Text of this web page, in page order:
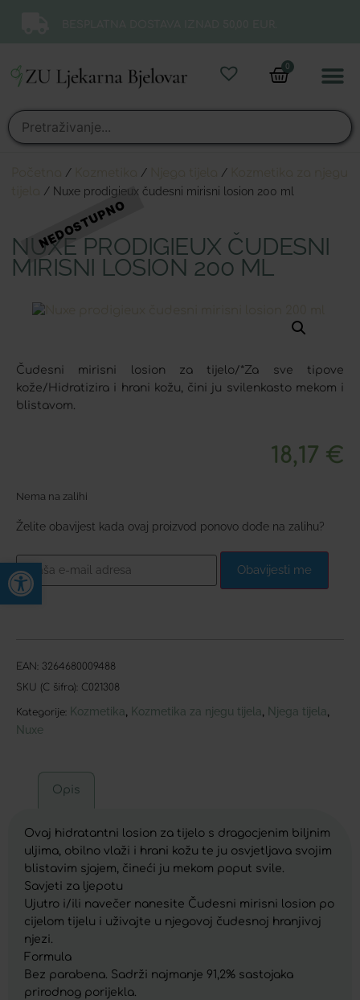
Open toolbar
0
/ / /
/ Nuxe prodigieux čudesni mirisni losion 200 ml
NUXE PRODIGIEUX ČUDESNI
MIRISNI LOSION 200 ML
Čudesni mirisni losion za tijelo/*Za sve tipove
kože/Hidratizira i hrani kožu, čini ju svilenkasto mekom i
blistavom.
18,17 €
Nema na zalihi
Želite obavijest kada ovaj proizvod ponovo dođe na zalihu?
Obavijesti me
EAN: 3264680009488
SKU (C šifra): C021308
Kategorije: Kozmetika Kozmetika za njegu tijela Njega tijela
Nuxe
Opis
Ovaj hidratantni losion za tijelo s dragocjenim biljnim
uljima, obilno vlaži i hrani kožu te ju osvjetljava svojim
blistavim sjajem, čineći ju mekom poput svile.
Savjeti za ljepotu
Ujutro i/ili navečer nanesite Čudesni mirisni losion po
cijelom tijelu i uživajte u njegovoj čudesnoj hranjivoj
njezi.
Formula
Bez parabena. Sadrži najmanje 91,2% sastojaka
prirodnog porijekla.